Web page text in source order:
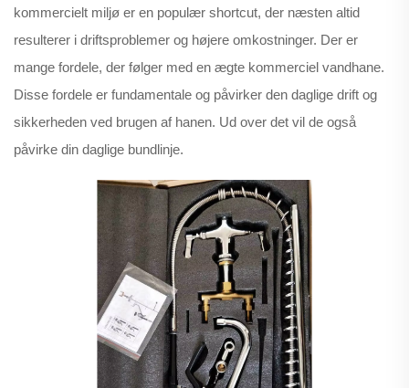
kommercielt miljø er en populær shortcut, der næsten altid
resulterer i driftsproblemer og højere omkostninger. Der er
mange fordele, der følger med en ægte kommerciel vandhane.
Disse fordele er fundamentale og påvirker den daglige drift og
sikkerheden ved brugen af hanen. Ud over det vil de også
påvirke din daglige bundlinje.